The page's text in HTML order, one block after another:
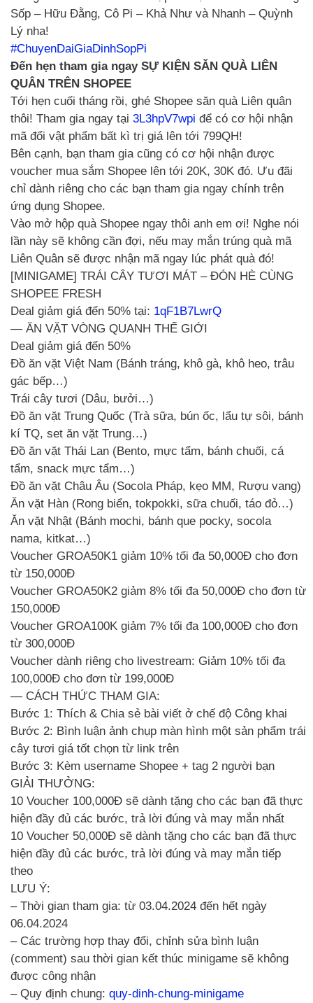
Sốp – Hữu Đằng, Cô Pi – Khả Như và Nhanh – Quỳnh
Lý nha!
#ChuyenDaiGiaDinhSopPi
Đến hẹn tham gia ngay SỰ KIỆN SĂN QUÀ LIÊN
QUÂN TRÊN SHOPEE
Tới hẹn cuối tháng rồi, ghé Shopee săn quà Liên quân
thôi! Tham gia ngay tại 3L3hpV7wpi để có cơ hội nhận
mã đổi vật phẩm bất kì trị giá lên tới 799QH!
Bên cạnh, bạn tham gia cũng có cơ hội nhận được
voucher mua sắm Shopee lên tới 20K, 30K đó. Ưu đãi
chỉ dành riêng cho các bạn tham gia ngay chính trên
ứng dụng Shopee.
Vào mở hộp quà Shopee ngay thôi anh em ơi! Nghe nói
lần này sẽ không cần đợi, nếu may mắn trúng quà mã
Liên Quân sẽ được nhận mã ngay lúc phát quà đó!
[MINIGAME] TRÁI CÂY TƯƠI MÁT – ĐÓN HÈ CÙNG
SHOPEE FRESH
Deal giảm giá đến 50% tại: 1qF1B7LwrQ
— ĂN VẶT VÒNG QUANH THẾ GIỚI
Deal giảm giá đến 50%
Đồ ăn vặt Việt Nam (Bánh tráng, khô gà, khô heo, trâu
gác bếp…)
Trái cây tươi (Dâu, bưởi…)
Đồ ăn vặt Trung Quốc (Trà sữa, bún ốc, lẩu tự sôi, bánh
kí TQ, set ăn vặt Trung…)
Đồ ăn vặt Thái Lan (Bento, mực tẩm, bánh chuối, cá
tẩm, snack mực tẩm…)
Đồ ăn vặt Châu Âu (Socola Pháp, kẹo MM, Rượu vang)
Ăn vặt Hàn (Rong biển, tokpokki, sữa chuối, táo đỏ…)
Ăn vặt Nhật (Bánh mochi, bánh que pocky, socola
nama, kitkat…)
Voucher GROA50K1 giảm 10% tối đa 50,000Đ cho đơn
từ 150,000Đ
Voucher GROA50K2 giảm 8% tối đa 50,000Đ cho đơn từ
150,000Đ
Voucher GROA100K giảm 7% tối đa 100,000Đ cho đơn
từ 300,000Đ
Voucher dành riêng cho livestream: Giảm 10% tối đa
100,000Đ cho đơn từ 199,000Đ
— CÁCH THỨC THAM GIA:
Bước 1: Thích & Chia sẻ bài viết ở chế độ Công khai
Bước 2: Bình luận ảnh chụp màn hình một sản phẩm trái
cây tươi giá tốt chọn từ link trên
Bước 3: Kèm username Shopee + tag 2 người bạn
GIẢI THƯỞNG:
10 Voucher 100,000Đ sẽ dành tặng cho các bạn đã thực
hiện đầy đủ các bước, trả lời đúng và may mắn nhất
10 Voucher 50,000Đ sẽ dành tặng cho các bạn đã thực
hiện đầy đủ các bước, trả lời đúng và may mắn tiếp
theo
LƯU Ý:
– Thời gian tham gia: từ 03.04.2024 đến hết ngày
06.04.2024
– Các trường hợp thay đổi, chỉnh sửa bình luận
(comment) sau thời gian kết thúc minigame sẽ không
được công nhận
– Quy định chung: quy-dinh-chung-minigame